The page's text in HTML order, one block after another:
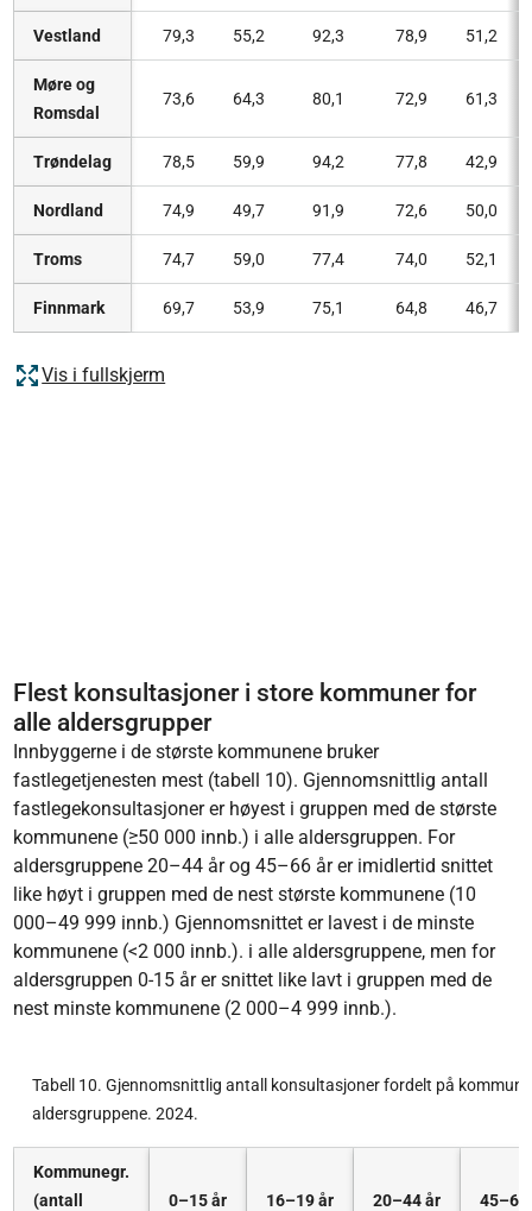
Vestland 79,3 55,2 92,3 78,9 51,2
Møre og
Romsdal
73,6 64,3 80,1 72,9 61,3
Trøndelag 78,5 59,9 94,2 77,8 42,9
Nordland 74,9 49,7 91,9 72,6 50,0
Troms 74,7 59,0 77,4 74,0 52,1
Finnmark 69,7 53,9 75,1 64,8 46,7
Vis i fullskjerm
Flest konsultasjoner i store kommuner for
alle aldersgrupper
Innbyggerne i de største kommunene bruker
fastlegetjenesten mest (tabell 10). Gjennomsnittlig antall
fastlegekonsultasjoner er høyest i gruppen med de største
kommunene (≥50 000 innb.) i alle aldersgruppen. For
aldersgruppene 20–44 år og 45–66 år er imidlertid snittet
like høyt i gruppen med de nest største kommunene (10
000–49 999 innb.) Gjennomsnittet er lavest i de minste
kommunene (<2 000 innb.). i alle aldersgruppene, men for
aldersgruppen 0-15 år er snittet like lavt i gruppen med de
nest minste kommunene (2 000–4 999 innb.).
Tabell 10. Gjennomsnittlig antall konsultasjoner fordelt på
aldersgruppene. 2024.
Kommunegr.
(antall
0–15 år 16–19 år 20–44 år 45–66